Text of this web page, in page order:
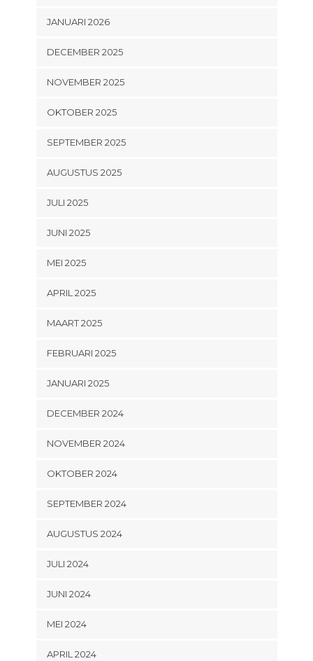
JANUARI 2026
DECEMBER 2025
NOVEMBER 2025
OKTOBER 2025
SEPTEMBER 2025
AUGUSTUS 2025
JULI 2025
JUNI 2025
MEI 2025
APRIL 2025
MAART 2025
FEBRUARI 2025
JANUARI 2025
DECEMBER 2024
NOVEMBER 2024
OKTOBER 2024
SEPTEMBER 2024
AUGUSTUS 2024
JULI 2024
JUNI 2024
MEI 2024
APRIL 2024